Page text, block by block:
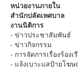
หน่วยงานภายใน
สำนักปลัดเทศบาล
งานนิติการ
- ข่าวประชาสัมพันธ์
- ข่าวกิจกรรม
- การจัดการเรื่องร้อง
- แจ้งเบาะแสป้ายโฆ